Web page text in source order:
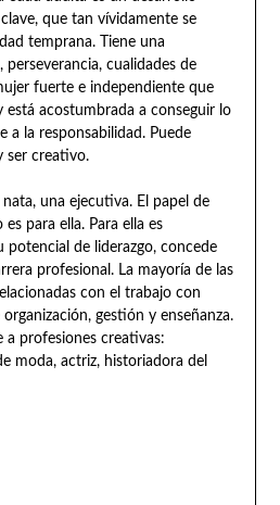
que tan vívidamente se
temprana. Tiene una
cualidades de
fuerte e independiente que
acostumbrada a conseguir lo
a la responsabilidad. Puede
ser creativo.
nata, una ejecutiva. El papel de
para ella. Para ella es
potencial de liderazgo, concede
profesional. La mayoría de las
con el trabajo con
gestión y enseñanza.
a profesiones creativas:
moda, actriz, historiadora del